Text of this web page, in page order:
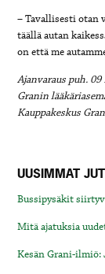
– Tavallisesti otan
täällä autan
on että me
Ajanvaraus puh.
Granin
Kauppakeskus
UUSIMMAT
Bussipysäkit
Mitä ajatuksia
Kesän Grani-